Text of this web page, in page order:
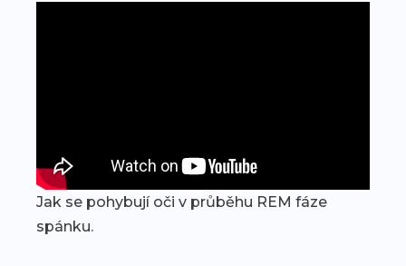
Jak se pohybují oči v průběhu REM fáze
spánku.